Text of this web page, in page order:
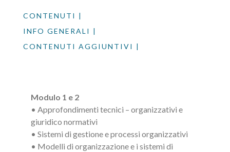
CONTENUTI |
INFO GENERALI |
CONTENUTI AGGIUNTIVI |
Modulo 1 e 2
• Approfondimenti tecnici – organizzativi e
giuridico normativi
• Sistemi di gestione e processi organizzativi
• Modelli di organizzazione e i sistemi di